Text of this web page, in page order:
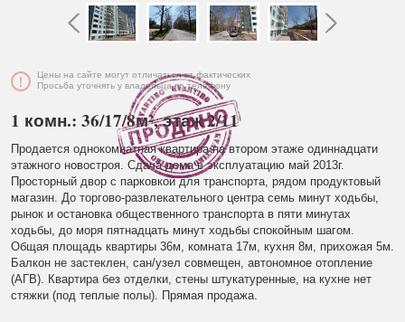
Цены на сайте могут отличаться от фактических
Просьба уточнять у владельца по телефону
1 комн.: 36/17/8м², этаж 2/11
Продается однокомнатная квартира на втором этаже одиннадцати
этажного новостроя. Сдача дома в эксплуатацию май 2013г.
Просторный двор с парковкой для транспорта, рядом продуктовый
магазин. До торгово-развлекательного центра семь минут ходьбы,
рынок и остановка общественного транспорта в пяти минутах
ходьбы, до моря пятнадцать минут ходьбы спокойным шагом.
Общая площадь квартиры 36м, комната 17м, кухня 8м, прихожая 5м.
Балкон не застеклен, сан/узел совмещен, автономное отопление
(АГВ). Квартира без отделки, стены штукатуренные, на кухне нет
стяжки (под теплые полы). Прямая продажа.